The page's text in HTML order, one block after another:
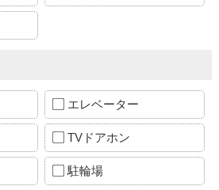
エレベーター
TVドアホン
駐輪場